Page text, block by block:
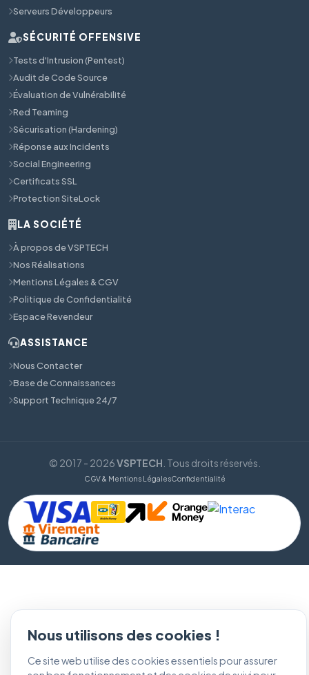
Serveurs Développeurs
SÉCURITÉ OFFENSIVE
Tests d'Intrusion (Pentest)
Audit de Code Source
Évaluation de Vulnérabilité
Red Teaming
Sécurisation (Hardening)
Réponse aux Incidents
Social Engineering
Certificats SSL
Protection SiteLock
LA SOCIÉTÉ
À propos de VSPTECH
Nos Réalisations
Mentions Légales & CGV
Politique de Confidentialité
Espace Revendeur
ASSISTANCE
Nous Contacter
Base de Connaissances
Support Technique 24/7
© 2017 - 2026VSPTECH . Tous droits réservés.
CGV & Mentions LégalesConfidentialité
Nous utilisons des cookies !
Ce site web utilise des cookies essentiels pour assurer